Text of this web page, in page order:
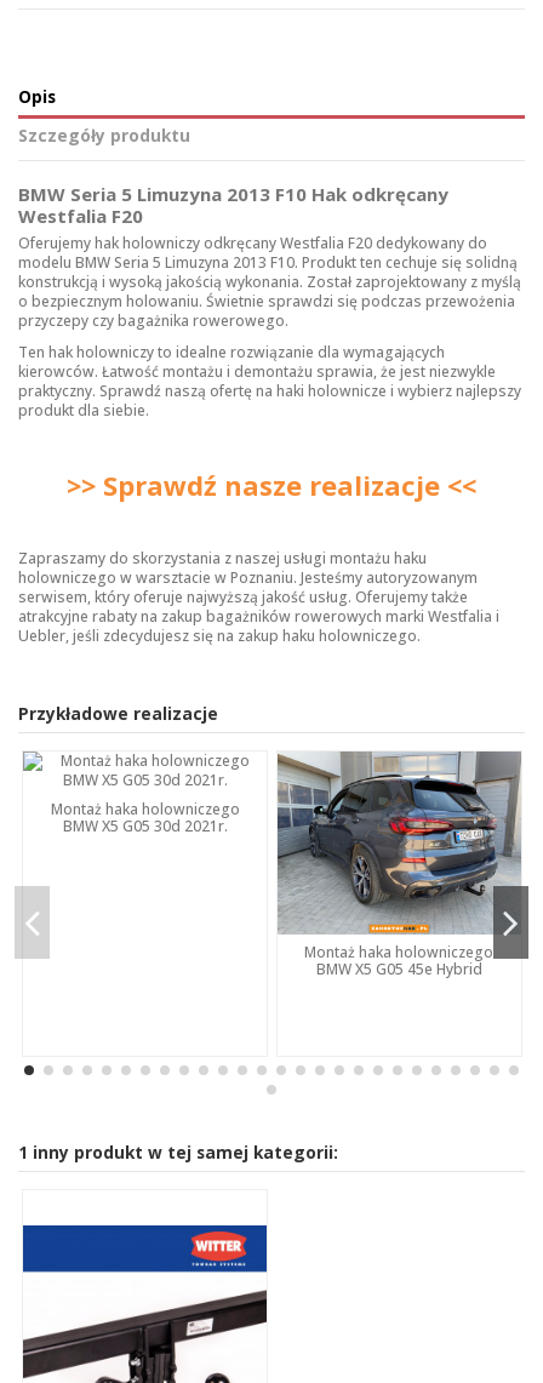
Opis
Szczegóły produktu
BMW Seria 5 Limuzyna 2013 F10 Hak odkręcany
Westfalia F20
Oferujemy hak holowniczy odkręcany Westfalia F20 dedykowany do
modelu BMW Seria 5 Limuzyna 2013 F10. Produkt ten cechuje się solidną
konstrukcją i wysoką jakością wykonania. Został zaprojektowany z myślą
o bezpiecznym holowaniu. Świetnie sprawdzi się podczas przewożenia
przyczepy czy bagażnika rowerowego.
Ten hak holowniczy to idealne rozwiązanie dla wymagających
kierowców. Łatwość montażu i demontażu sprawia, że jest niezwykle
praktyczny. Sprawdź naszą ofertę na haki holownicze i wybierz najlepszy
produkt dla siebie.
>> Sprawdź nasze realizacje <<
Zapraszamy do skorzystania z naszej usługi montażu haku
holowniczego w warsztacie w Poznaniu. Jesteśmy autoryzowanym
serwisem, który oferuje najwyższą jakość usług. Oferujemy także
atrakcyjne rabaty na zakup bagażników rowerowych marki Westfalia i
Uebler, jeśli zdecydujesz się na zakup haku holowniczego.
Przykładowe realizacje
Montaż haka holowniczego
BMW X5 G05 30d 2021r.
Montaż haka holowniczego
BMW X5 G05 45e Hybrid
1 inny produkt w tej samej kategorii: